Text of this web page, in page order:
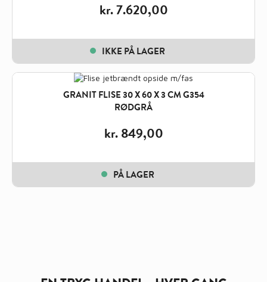
kr.7.620,00
IKKE PÅ LAGER
GRANIT FLISE 30 X 60 X 3 CM G354
RØDGRÅ
kr.849,00
PÅ LAGER